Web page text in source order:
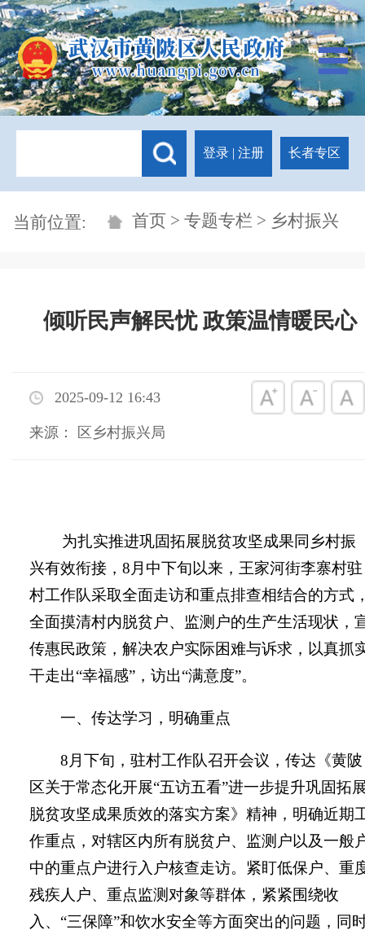
登录 | 注册 长者专区
当前位置: 首页 > 专题专栏 > 乡村振兴
倾听民声解民忧 政策温情暖民心
2025-09-12 16:43
来源： 区乡村振兴局
为扎实推进巩固拓展脱贫攻坚成果同乡村振
兴有效衔接， 8月中下旬以来，王家河街李寨村驻
村工作队采取全面走访和重点排查相结合的方式
全面摸清村内脱贫户、监测户的生产生活现状，
传惠民政策，解决农户实际困难与诉求，以真抓
干走出“幸福感”，访出“满意度”。
一、传达学习，明确重点
8月下旬，驻村工作队召开会议，传达《黄陂
区关于常态化开展“五访五看”进一步提升巩固拓
脱贫攻坚成果质效的落实方案》精神，明确近期
作重点，对辖区内所有脱贫户、监测户以及一般
中的重点户进行入户核查走访。紧盯低保户、重
残疾人户、重点监测对象等群体，紧紧围绕收
入、“三保障”和饮水安全等方面突出的问题，同